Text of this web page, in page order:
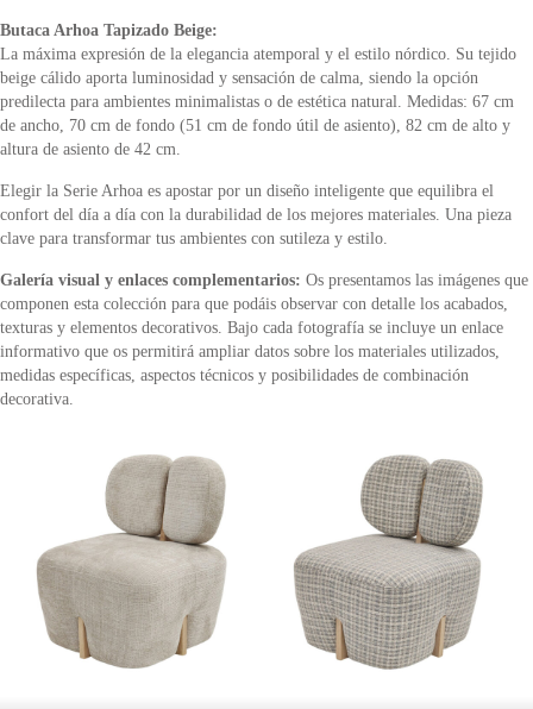
Butaca Arhoa Tapizado Beige:
La máxima expresión de la elegancia atemporal y el estilo nórdico. Su tejido
beige cálido aporta luminosidad y sensación de calma, siendo la opción
predilecta para ambientes minimalistas o de estética natural. Medidas: 67 cm
de ancho, 70 cm de fondo (51 cm de fondo útil de asiento), 82 cm de alto y
altura de asiento de 42 cm.
Elegir la Serie Arhoa es apostar por un diseño inteligente que equilibra el
confort del día a día con la durabilidad de los mejores materiales. Una pieza
clave para transformar tus ambientes con sutileza y estilo.
Galería visual y enlaces complementarios: Os presentamos las imágenes que
componen esta colección para que podáis observar con detalle los acabados,
texturas y elementos decorativos. Bajo cada fotografía se incluye un enlace
informativo que os permitirá ampliar datos sobre los materiales utilizados,
medidas específicas, aspectos técnicos y posibilidades de combinación
decorativa.